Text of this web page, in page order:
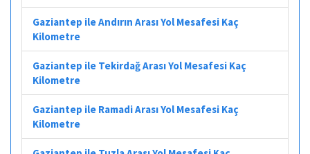
Gaziantep ile Andırın Arası Yol Mesafesi Kaç
Kilometre
Gaziantep ile Tekirdağ Arası Yol Mesafesi Kaç
Kilometre
Gaziantep ile Ramadi Arası Yol Mesafesi Kaç
Kilometre